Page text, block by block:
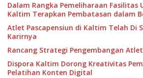
Dalam Rangka Pemeliharaan Fasilitas
Kaltim Terapkan Pembatasan dalam
Atlet Pascapensiun di Kaltim Telah Di
Karirnya
Rancang Strategi Pengembangan
Dispora Kaltim Dorong Kreativitas
Pelatihan Konten Digital